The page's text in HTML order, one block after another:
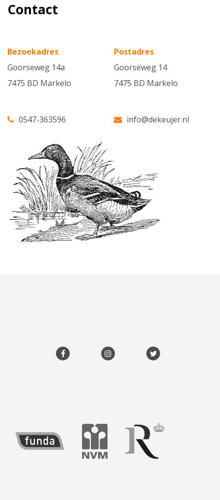
Contact
Bezoekadres
Goorseweg 14a
7475 BD Markelo
0547-363596
Postadres
Goorseweg 14
7475 BD Markelo
info@dekeujer.nl